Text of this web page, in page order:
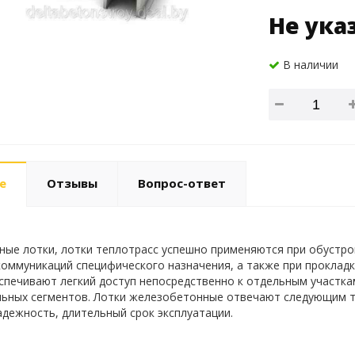
Не
В наличии
Отзывы Вопрос-ответ
лотки, лотки теплотрасс успешно применяются при
специфического назначения, а также при
легкий доступ непосредственно к отдельным
сегментов. Лотки железобетонные отвечают следующим
длительный срок эксплуатации.